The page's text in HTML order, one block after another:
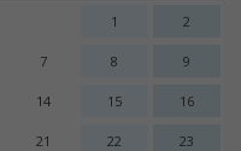
1 2
7 8 9
14 15 16
21 22 23